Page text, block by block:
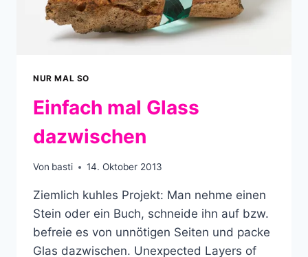
NUR MAL SO
Einfach mal Glass
dazwischen
Von basti 14. Oktober 2013
Ziemlich kuhles Projekt: Man nehme einen
Stein oder ein Buch, schneide ihn auf bzw.
befreie es von unnötigen Seiten und packe
Glas dazwischen. Unexpected Layers of